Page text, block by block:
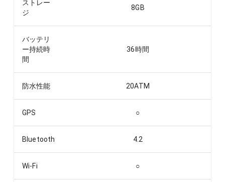
ストレー
ジ
8GB
バッテリ
ー持続時
間
36時間
防水性能 20ATM
GPS ○
Bluetooth 4.2
Wi-Fi ○